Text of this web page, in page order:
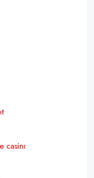
casinı